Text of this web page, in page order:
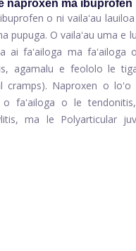
naproxen ma ibuprofen
o ni vailaʻau lauiloa
pupuga. O vailaʻau uma e
ai faʻailoga ma faʻailoga
agamalu e feololo le
cramps). Naproxen o
faʻailoga o le
ma le Polyarticular